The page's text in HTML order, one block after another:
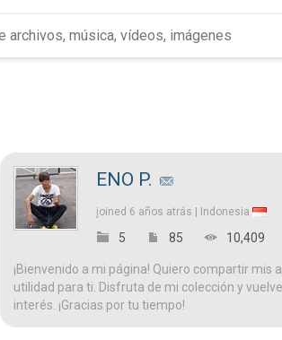
ENO P.
joined 6 años atrás | Indonesia
5 85 10,409
¡Bienvenido a mi página! Quiero compartir
utilidad para ti. Disfruta de mi colección y
interés. ¡Gracias por tu tiempo!